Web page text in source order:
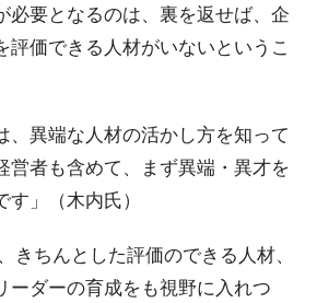
必要となるのは、裏を返せば、企
評価できる人材がいないというこ
、異端な人材の活かし方を知って
営者も含めて、まず異端・異才を
」（木内氏）
きちんとした評価のできる人材、
ーダーの育成をも視野に入れつ